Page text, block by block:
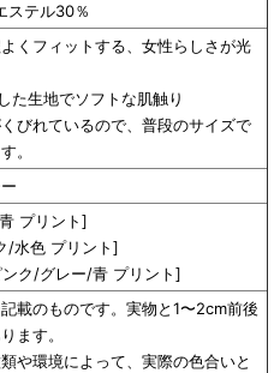
ステル30％
くフィットする、女性らしさが光
た生地でソフトな肌触り
びれているので、普段のサイズで
。
プリント]
/水色 プリント]
ク/グレー/青 プリント]
載のものです。実物と1〜2cm前後
ます。
や環境によって、実際の色合いと